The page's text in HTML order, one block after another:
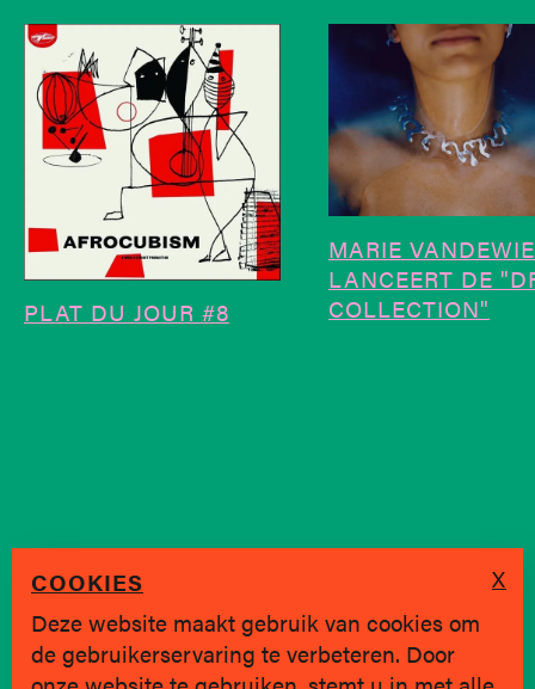
PLAT DU JOUR #8
MARIE
LANCEERT DE
COLLECTION"
SINDS 2019 * BRUGGE
COOKIES
Deze website maakt gebruik van cookies om
de gebruikerservaring te verbeteren. Door
X